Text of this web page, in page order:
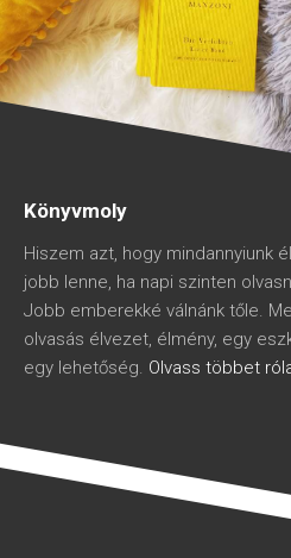
Könyvmoly
Hiszem azt, hogy mindannyiunk
jobb lenne, ha napi szinten
Jobb emberekké válnánk tőle.
olvasás élvezet, élmény, egy
egy lehetőség. Olvass többet